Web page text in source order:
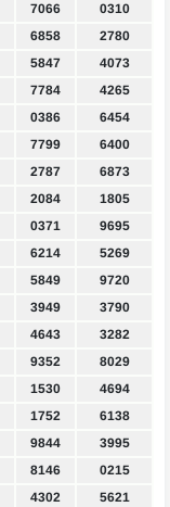
7066
0310
6858
2780
5847
4073
7784
4265
0386
6454
7799
6400
2787
6873
2084
1805
0371
9695
6214
5269
5849
9720
3949
3790
4643
3282
9352
8029
1530
4694
1752
6138
9844
3995
8146
0215
4302
5621